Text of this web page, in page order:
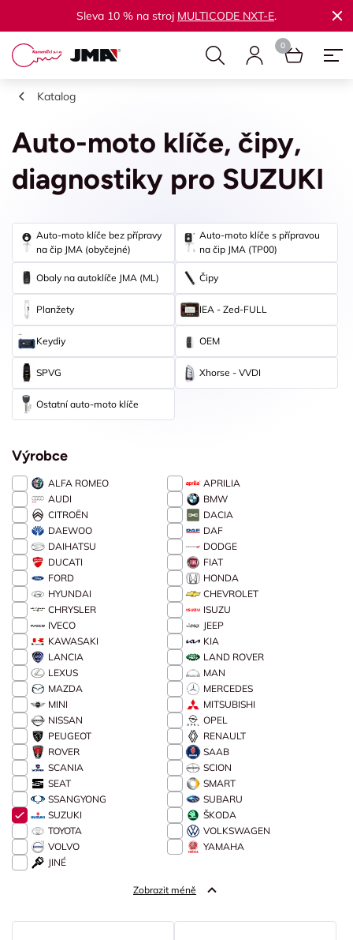
Sleva 10 % na stroj MULTICODE NXT-E.
Katalog
Auto-moto klíče, čipy,
diagnostiky pro SUZUKI
Auto-moto klíče bez přípravy
na čip JMA (obyčejné)
Auto-moto klíče s přípravou
na čip JMA (TP00)
Obaly na autoklíče JMA (ML) Čipy
Planžety IEA - Zed-FULL
Keydiy OEM
SPVG Xhorse - VVDI
Ostatní auto-moto klíče
Výrobce
ALFA ROMEO
APRILIA
AUDI
BMW
CITROËN
DACIA
DAEWOO
DAF
DAIHATSU
DODGE
DUCATI
FIAT
FORD
HONDA
HYUNDAI
CHEVROLET
CHRYSLER
ISUZU
IVECO
JEEP
KAWASAKI
KIA
LANCIA
LAND ROVER
LEXUS
MAN
MAZDA
MERCEDES
MINI
MITSUBISHI
NISSAN
OPEL
PEUGEOT
RENAULT
ROVER
SAAB
SCANIA
SCION
SEAT
SMART
SSANGYONG
SUBARU
SUZUKI
ŠKODA
TOYOTA
VOLKSWAGEN
VOLVO
YAMAHA
JINÉ
Zobrazit méně